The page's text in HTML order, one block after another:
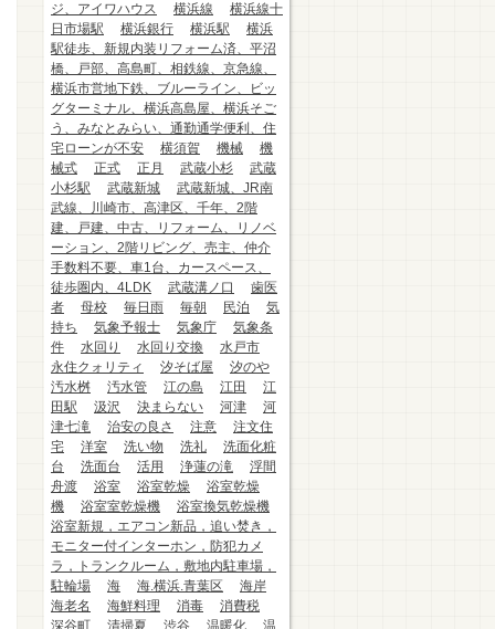
ジ、アイワハウス
横浜線
横浜線十
日市場駅
横浜銀行 横浜駅
横浜
駅徒歩、新規内装リフォーム済、平沼
橋、戸部、高島町、相鉄線、京急線、
横浜市営地下鉄、ブルーライン、ビッ
グターミナル、横浜高島屋、横浜そご
う、みなとみらい、通勤通学便利、住
宅ローンが不安
横須賀 機械
機
械式
正式 正月 武蔵小杉
武蔵
小杉駅
武蔵新城
武蔵新城、JR南
武線、川崎市、高津区、千年、2階
建、戸建、中古、リフォーム、リノベ
ーション、2階リビング、売主、仲介
手数料不要、車1台、カースペース、
徒歩圏内、4LDK
武蔵溝ノ口
歯医
者
母校 毎日雨 毎朝 民泊
気
持ち
気象予報士 気象庁
気象条
件
水回り 水回り交換
水戸市
永住クォリティ
汐そば屋
汐のや
汚水桝
汚水管 江の島 江田
江
田駅
汲沢 決まらない 河津
河
津七滝
治安の良さ 注意
注文住
宅
洋室 洗い物 洗礼
洗面化粧
台
洗面台 活用 浄蓮の滝
浮間
舟渡
浴室 浴室乾燥
浴室乾燥
機
浴室室乾燥機
浴室換気乾燥機
浴室新規，エアコン新品，追い焚き，
モニター付インターホン，防犯カメ
ラ，トランクルーム，敷地内駐車場，
駐輪場
海 海.横浜.青葉区
海岸
海老名
海鮮料理 消毒
消費税
深谷町
清掃夏 渋谷 温暖化
温